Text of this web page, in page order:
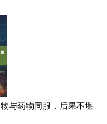
与药物同服，后果不堪